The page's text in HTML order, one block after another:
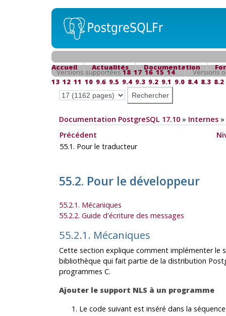
Accueil Actualités Documentation
Versions supportées18 17 16 15 14
Versions
13 12 11 10 9.6 9.5 9.4 9.3 9.2 9.1 9.0 8.4 8.3 8.2
Documentation PostgreSQL 17.10» Internes»
Précédent
55.1. Pour le traducteur
55.2. Pour le développeur
55.2.1. Mécaniques
55.2.2. Guide d'écriture des messages
55.2.1. Mécaniques
Cette section explique comment implémenter le
bibliothèque qui fait partie de la distribution
programmes C.
Ajouter le support NLS à un programme
Le code suivant est inséré dans la